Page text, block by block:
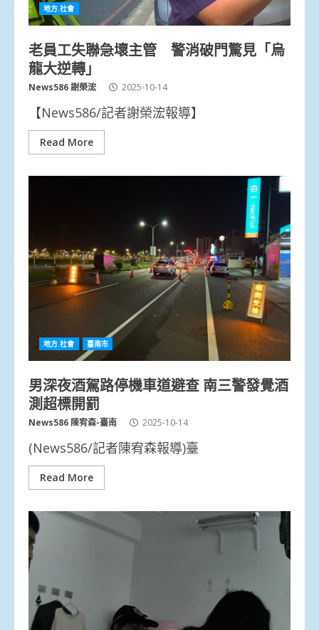
地方.社會
老員工失聯急壞主管 警消破門驚見「烏
龍大逆轉」
News586 謝榮浤 2025-10-14
【News586/記者謝榮浤報導】
Read More
地方.社會 臺南市
男深夜酒駕路停機車道避查 南三警發覺酒
測超標開罰
News586 陳宥森-臺南 2025-10-14
(News586/記者陳宥森報導)臺
Read More